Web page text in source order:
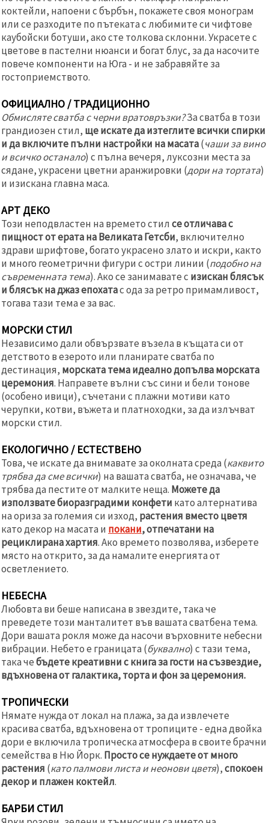
коктейли, напоени с бърбън, покажете своя монограм
или се разходите по пътеката с любимите си чифтове
каубойски ботуши, ако сте толкова склонни. Украсете с
цветове в пастелни нюанси и богат блус, за да насочите
повече компоненти на Юга - и не забравяйте за
гостоприемството.
ОФИЦИАЛНО / ТРАДИЦИОННО
Обмисляте сватба с черни вратовръзки?За сватба в този
грандиозен стил, ще искате да изтеглите всички спирки
и да включите пълни настройки на масата(чаши за вино
и всичко останало) с пълна вечеря, луксозни места за
сядане, украсени цветни аранжировки (дори на тортата)
и изискана главна маса.
АРТ ДЕКО
Този неподвластен на времето стил се отличава с
пищност от ерата на Великата Гетсби, включително
здрави шрифтове, богато украсено злато и искри, както
и много геометрични фигури с остри линии (подобно на
съвременната тема). Ако се занимавате с изискан блясък
и блясък на джаз епохатас ода за ретро примамливост,
тогава тази тема е за вас.
МОРСКИ СТИЛ
Независимо дали обвързвате възела в къщата си от
детството в езерото или планирате сватба по
дестинация, морската тема идеално допълва морската
церемония. Направете вълни със сини и бели тонове
(особено ивици), съчетани с плажни мотиви като
черупки, котви, въжета и платноходки, за да излъчват
морски стил.
ЕКОЛОГИЧНО / ЕСТЕСТВЕНО
Това, че искате да внимавате за околната среда (каквито
трябва да сме всички) на вашата сватба, не означава, че
трябва да пестите от малките неща. Можете да
използвате биоразградими конфети като алтернатива
на ориза за големия си изход, растения вместо цветя
като декор на масата и покани, отпечатани на
рециклирана хартия. Ако времето позволява, изберете
място на открито, за да намалите енергията от
осветлението.
НЕБЕСНА
Любовта ви беше написана в звездите, така че
преведете този манталитет във вашата сватбена тема.
Дори вашата рокля може да насочи върховните небесни
вибрации. Небето е границата (буквално) с тази тема,
така чебъдете креативни с книга за гости на съзвездие,
вдъхновена от галактика, торта и фон за церемония.
ТРОПИЧЕСКИ
Нямате нужда от локал на плажа, за да извлечете
красива сватба, вдъхновена от тропиците - една двойка
дори е включила тропическа атмосфера в своите брачни
семейства в Ню Йорк. Просто се нуждаете от много
растения (като палмови листа и неонови цветя),спокоен
декор и плажен коктейл.
БАРБИ СТИЛ